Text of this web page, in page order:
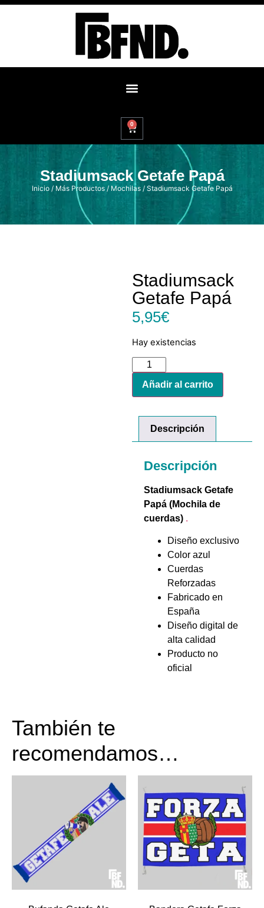
0
Stadiumsack Getafe Papá
Inicio/ Más Productos/ Mochilas/ Stadiumsack Getafe Papá
Stadiumsack
Getafe Papá
5,95€
Hay existencias
Añadir al carrito
Descripción
Descripción
Stadiumsack Getafe
Papá (Mochila de
cuerdas) .
Diseño exclusivo
Color azul
Cuerdas
Reforzadas
Fabricado en
España
Diseño digital de
alta calidad
Producto no
oficial
También te
recomendamos…